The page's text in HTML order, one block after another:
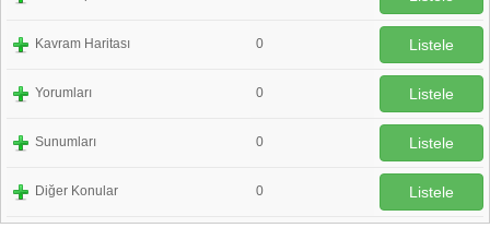
Kavram Haritası 0 Listele
Yorumları 0 Listele
Sunumları 0 Listele
Diğer Konular 0 Listele